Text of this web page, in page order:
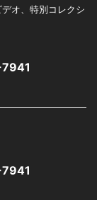
オ、特別コレクシ